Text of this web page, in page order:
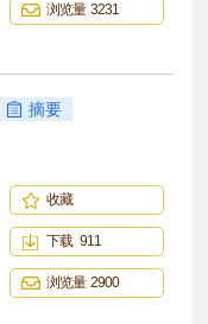
浏览量 3231
摘要
收藏
下载 911
浏览量 2900